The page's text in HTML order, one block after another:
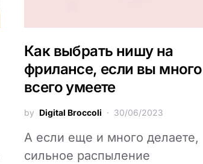
Как выбрать нишу на
фрилансе, если вы много
всего умеете
by Digital Broccoli 30/06/2023
А если еще и много делаете,
сильное распыление